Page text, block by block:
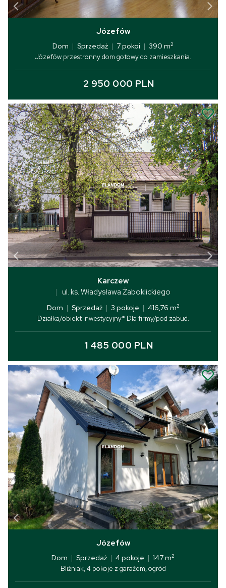
Józefów
Dom | Sprzedaż | 7 pokoi | 390 m2
Józefów przestronny dom gotowy do zamieszkania.
2 950 000 PLN
Karczew
ul. ks. Władysława Żaboklickiego
Dom | Sprzedaż | 3 pokoje | 416,76 m2
Działka/obiekt inwestycyjny* Dla firmy/pod zabud.
1 485 000 PLN
Józefów
Dom | Sprzedaż | 4 pokoje | 147 m2
Bliźniak, 4 pokoje z garażem, ogród